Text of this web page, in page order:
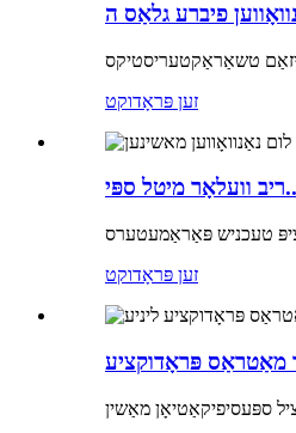
טשאַראַקטעריסטיקס
זען פּראָדוקט
ספּי...
טעכניש פּאַראַמעטערס
זען פּראָדוקט